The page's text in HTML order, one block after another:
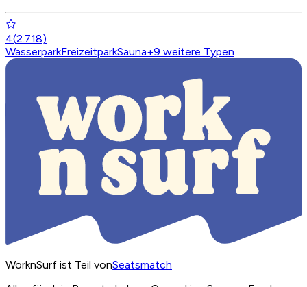
4(2.718)
WasserparkFreizeitparkSauna+9 weitere Typen
WorknSurf ist Teil vonSeatsmatch